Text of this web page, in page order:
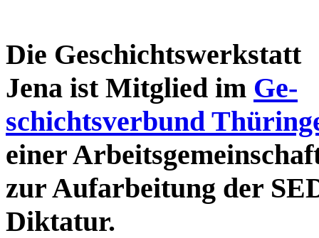
Die Geschichtswerkstatt
Jena ist Mitglied im Ge-
schichtsverbund
einer
zur Aufarbeitung der
Diktatur.